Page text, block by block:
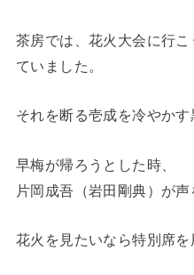
茶房では、花火大会に行
ていました。
それを断る壱成を冷やかす
早梅が帰ろうとした時、
片岡成吾（岩田剛典）が声
花火を見たいなら特別席を